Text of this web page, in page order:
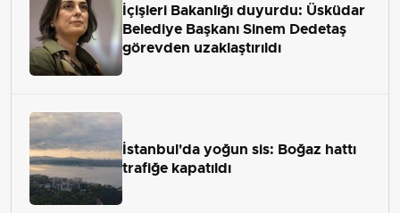
İçişleri Bakanlığı duyurdu: Üsküdar
Belediye Başkanı Sinem Dedetaş
görevden uzaklaştırıldı
İstanbul'da yoğun sis: Boğaz hattı
trafiğe kapatıldı